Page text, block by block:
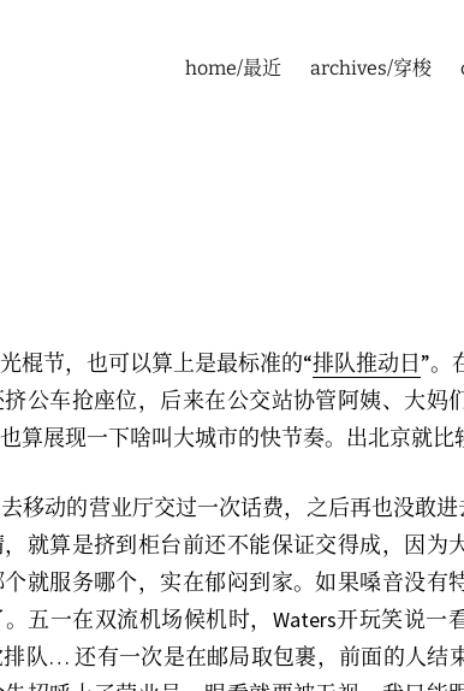
home/最近 archives/穿梭
棍节，也可以算上是最标准的“排队推动日”。
公车抢座位，后来在公交站协管阿姨、大妈
算展现一下啥叫大城市的快节奏。出北京就比
移动的营业厅交过一次话费，之后再也没敢
就算是挤到柜台前还不能保证交得成，因为
就服务哪个，实在郁闷到家。如果嗓音没有
五一在双流机场候机时，Waters开玩笑说一
队… 还有一次是在邮局取包裹，前面的人结